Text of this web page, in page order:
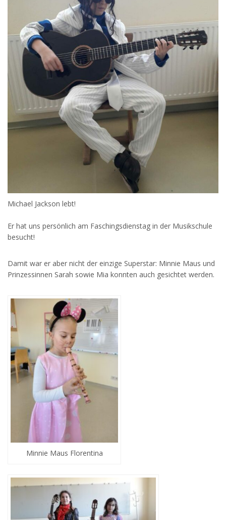
Michael Jackson lebt!
Er hat uns persönlich am Faschingsdienstag in der Musikschule
besucht!
Damit war er aber nicht der einzige Superstar: Minnie Maus und
Prinzessinnen Sarah sowie Mia konnten auch gesichtet werden.
Minnie Maus Florentina